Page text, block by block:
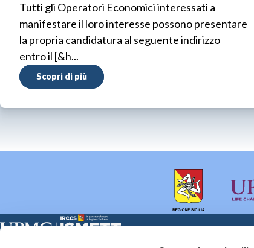
Tutti gli Operatori Economici interessati a
manifestare il loro interesse possono presentare
la propria candidatura al seguente indirizzo
entro il [&h...
Scopri di più